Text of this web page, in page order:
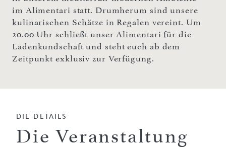
im Alimentari statt. Drumherum sind unsere
kulinarischen Schätze in Regalen vereint. Um
20.00 Uhr schließt unser Alimentari für die
Ladenkundschaft und steht euch ab dem
Zeitpunkt exklusiv zur Verfügung.
DIE DETAILS
Die Veranstaltung